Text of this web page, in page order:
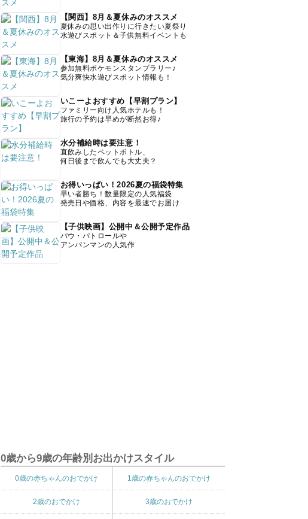
【関西】8月＆夏休みのオススメ
夏休みの思い出作りに行きたい夏祭り
水遊びスポット＆子供無料イベントも
【東海】8月＆夏休みのオススメ
参加無料ポケモンスタンプラリー♪
気分爽快水遊びスポット情報も！
いこーよおすすめ【早割プラン】
ファミリー向け人気ホテルも！
旅行の予約は早めが断然お得♪
水分補給時は要注意！
直飲みしたペットボトル、
何日後まで飲んでも大丈夫？
お得いっぱい！2026夏の福袋特集
早い者勝ち！数量限定の人気福袋
発売日や価格、内容を最速でお届け
【子供映画】公開中＆公開予定作品
パウ・パトロールや
アンパンマンの人気作
0歳から9歳の年齢別お出かけスタイル
0歳の赤ちゃんのおでかけ 1歳の赤ちゃんのおでかけ
2歳のおでかけ 3歳のおでかけ